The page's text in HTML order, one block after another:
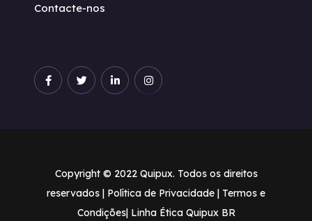
Contacte-nos
Copyright © 2022 Quipux. Todos os direitos
reservados | Política de Privacidade | Termos e
Condições| Linha Ética Quipux BR